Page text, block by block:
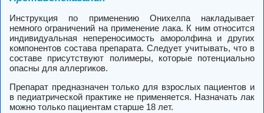
Инструкция по применению Онихелпа накладывает
немного ограничений на применение лака. К ним относится
индивидуальная непереносимость аморолфина и других
компонентов состава препарата. Следует учитывать, что в
составе присутствуют полимеры, которые потенциально
опасны для аллергиков.
Препарат предназначен только для взрослых пациентов и
в педиатрической практике не применяется. Назначать лак
можно только пациентам старше 18 лет.